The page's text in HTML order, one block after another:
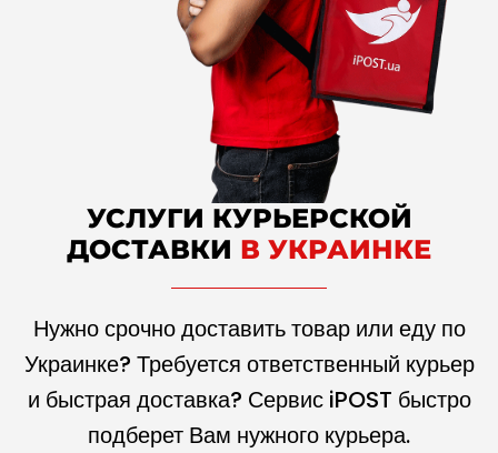
УСЛУГИ КУРЬЕРСКОЙ
ДОСТАВКИ В УКРАИНКЕ
Нужно срочно доставить товар или еду по
Украинке? Требуется ответственный курьер
и быстрая доставка? Сервис iPOST быстро
подберет Вам нужного курьера.